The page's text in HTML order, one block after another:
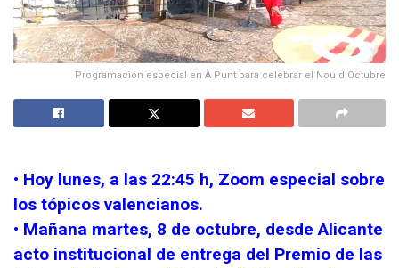
Programación especial en À Punt para celebrar el Nou d’Octubre
• Hoy lunes, a las 22:45 h, Zoom especial sobre
los tópicos valencianos.
• Mañana martes, 8 de octubre, desde Alicante
acto institucional de entrega del Premio de las